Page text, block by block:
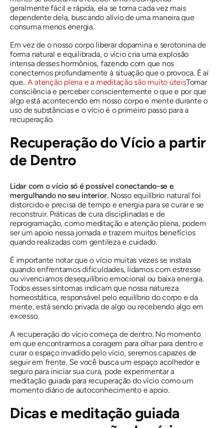
geralmente fácil e rápida, ela se torna cada vez mais
dependente dela, buscando alívio de uma maneira que
consuma menos energia.
Em vez de o nosso corpo liberar dopamina e serotonina de
forma natural e equilibrada, o vício cria uma explosão
intensa desses hormônios, fazendo com que nos
conectemos profundamente à situação que o provoca. É aí
que.. A atenção plena e a meditação são muito úteisTomar
consciência e perceber conscientemente o que e por que
algo está acontecendo em nosso corpo e mente durante o
uso de substâncias e o vício é o primeiro passo para a
recuperação.
Recuperação do Vício a partir
de Dentro
Lidar com o vício só é possível conectando-se e
mergulhando no seu interior. Nosso equilíbrio natural foi
distorcido e precisa de tempo e energia para se curar e se
reconstruir. Práticas de cura disciplinadas e de
reprogramação, como meditação e atenção plena, podem
ser um apoio nessa jornada e trazem muitos benefícios
quando realizadas com gentileza e cuidado.
É importante notar que o vício muitas vezes se instala
quando enfrentamos dificuldades, lidamos com estresse
ou vivenciamos desequilíbrio emocional ou baixa energia.
Todos esses sintomas indicam que nossa natureza
homeostática, responsável pelo equilíbrio do corpo e da
mente, está sendo privada de algo ou recebendo algo em
excesso.
A recuperação do vício começa de dentro. No momento
em que encontrarmos a coragem para olhar para dentro e
curar o espaço invadido pelo vício, seremos capazes de
seguir em frente. Se você busca um espaço acolhedor e
seguro para iniciar sua cura, pode experimentar a
meditação guiada para recuperação do vício como um
momento diário de autoconhecimento e apoio.
Dicas e meditação guiada